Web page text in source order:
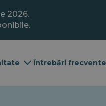
2026.
Întrebări frecvente